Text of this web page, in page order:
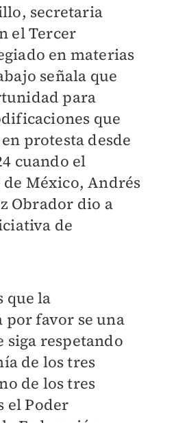
secretaria
el Tercer
en materias
señala que
para
que
protesta desde
cuando el
México, Andrés
Obrador dio a
de
que la
por favor se una
siga respetando
de los tres
de los tres
el Poder